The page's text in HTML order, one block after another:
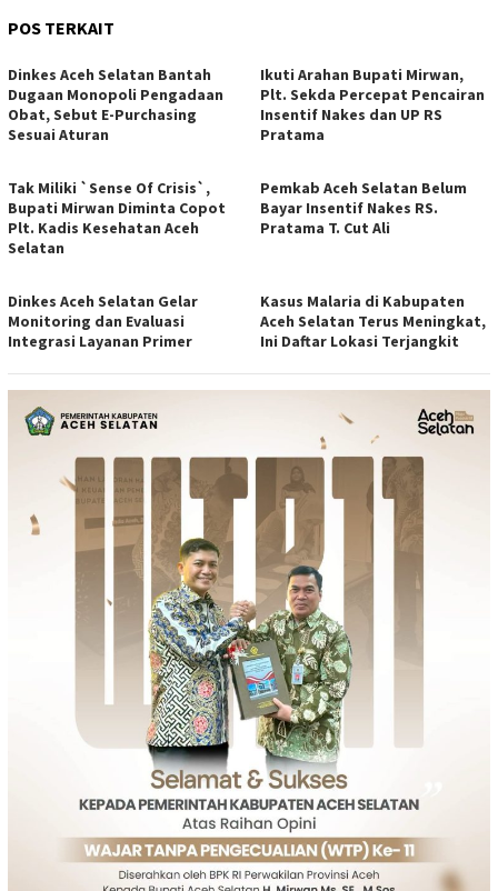
POS TERKAIT
Dinkes Aceh Selatan Bantah
Dugaan Monopoli Pengadaan
Obat, Sebut E-Purchasing
Sesuai Aturan
Ikuti Arahan Bupati Mirwan,
Plt. Sekda Percepat Pencairan
Insentif Nakes dan UP RS
Pratama
Tak Miliki `Sense Of Crisis`,
Bupati Mirwan Diminta Copot
Plt. Kadis Kesehatan Aceh
Selatan
Pemkab Aceh Selatan Belum
Bayar Insentif Nakes RS.
Pratama T. Cut Ali
Dinkes Aceh Selatan Gelar
Monitoring dan Evaluasi
Integrasi Layanan Primer
Kasus Malaria di Kabupaten
Aceh Selatan Terus Meningkat,
Ini Daftar Lokasi Terjangkit